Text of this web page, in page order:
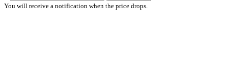
You will receive a notification when the price drops.